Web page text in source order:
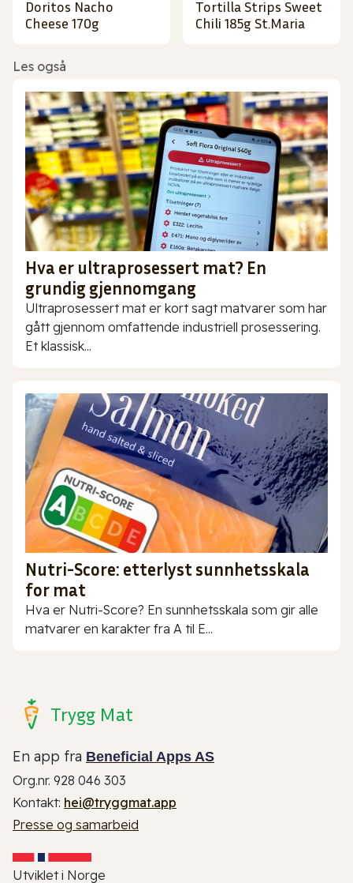
Doritos Nacho
Cheese 170g
Tortilla Strips Sweet
Chili 185g St.Maria
Les også
Hva er ultraprosessert mat? En
grundig gjennomgang
Ultraprosessert mat er kort sagt matvarer som har
gått gjennom omfattende industriell prosessering.
Et klassisk...
Nutri-Score: etterlyst sunnhetsskala
for mat
Hva er Nutri-Score? En sunnhetsskala som gir alle
matvarer en karakter fra A til E...
Trygg Mat
En app fra Beneficial Apps AS
Org.nr. 928 046 303
Kontakt: hei@tryggmat.app
Presse og samarbeid
Utviklet i Norge